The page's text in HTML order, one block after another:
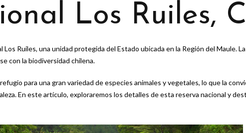
Los Ruiles,
Ruiles, una unidad protegida del Estado ubicada en la Región del
con la biodiversidad chilena.
para una gran variedad de especies animales y vegetales, lo que la
En este artículo, exploraremos los detalles de esta reserva nacional y